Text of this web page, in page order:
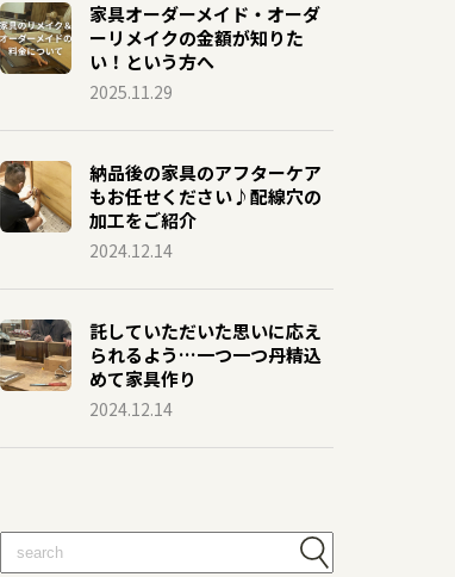
家具オーダーメイド・オーダ
ーリメイクの金額が知りた
い！という方へ
2025.11.29
納品後の家具のアフターケア
もお任せください♪配線穴の
加工をご紹介
2024.12.14
託していただいた思いに応え
られるよう…一つ一つ丹精込
めて家具作り
2024.12.14